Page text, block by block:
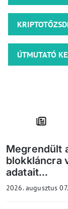
ÚTMUTATÓ
Megrendült
blokkláncra
adatait...
2026. augusztus 07.